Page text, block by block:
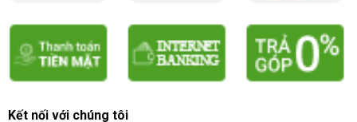
Kết nối với chúng tôi